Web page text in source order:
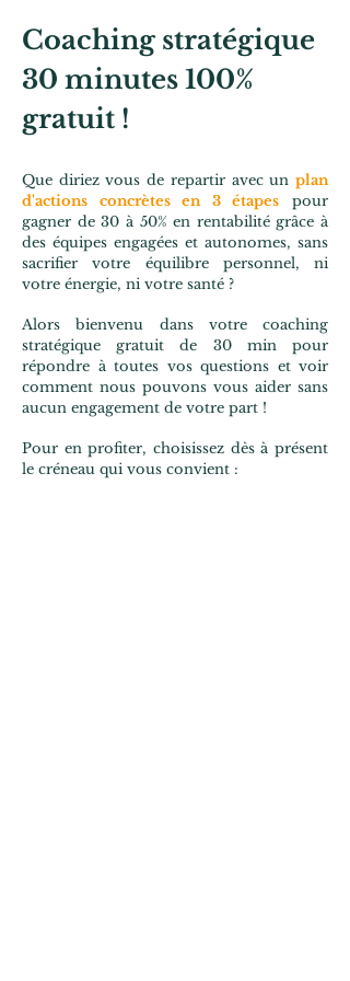
Coaching stratégique
30 minutes 100%
gratuit !
Que diriez vous de repartir avec un plan
d'actions concrètes en 3 étapes pour
gagner de 30 à 50% en rentabilité grâce à
des équipes engagées et autonomes, sans
sacrifier votre équilibre personnel, ni
votre énergie, ni votre santé ?
Alors bienvenu dans votre coaching
stratégique gratuit de 30 min pour
répondre à toutes vos questions et voir
comment nous pouvons vous aider sans
aucun engagement de votre part !
Pour en profiter, choisissez dès à présent
le créneau qui vous convient :